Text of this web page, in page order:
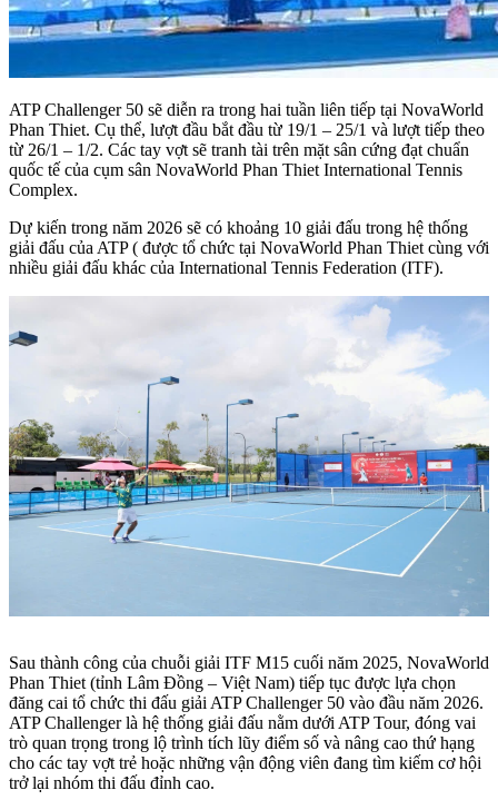
ATP Challenger 50 sẽ diễn ra trong hai tuần liên tiếp tại NovaWorld
Phan Thiet. Cụ thể, lượt đầu bắt đầu từ 19/1 – 25/1 và lượt tiếp theo
từ 26/1 – 1/2. Các tay vợt sẽ tranh tài trên mặt sân cứng đạt chuẩn
quốc tế của cụm sân NovaWorld Phan Thiet International Tennis
Complex.
Dự kiến trong năm 2026 sẽ có khoảng 10 giải đấu trong hệ thống
giải đấu của ATP ( được tổ chức tại NovaWorld Phan Thiet cùng với
nhiều giải đấu khác của International Tennis Federation (ITF).
Sau thành công của chuỗi giải ITF M15 cuối năm 2025, NovaWorld
Phan Thiet (tỉnh Lâm Đồng – Việt Nam) tiếp tục được lựa chọn
đăng cai tổ chức thi đấu giải ATP Challenger 50 vào đầu năm 2026.
ATP Challenger là hệ thống giải đấu nằm dưới ATP Tour, đóng vai
trò quan trọng trong lộ trình tích lũy điểm số và nâng cao thứ hạng
cho các tay vợt trẻ hoặc những vận động viên đang tìm kiếm cơ hội
trở lại nhóm thi đấu đỉnh cao.